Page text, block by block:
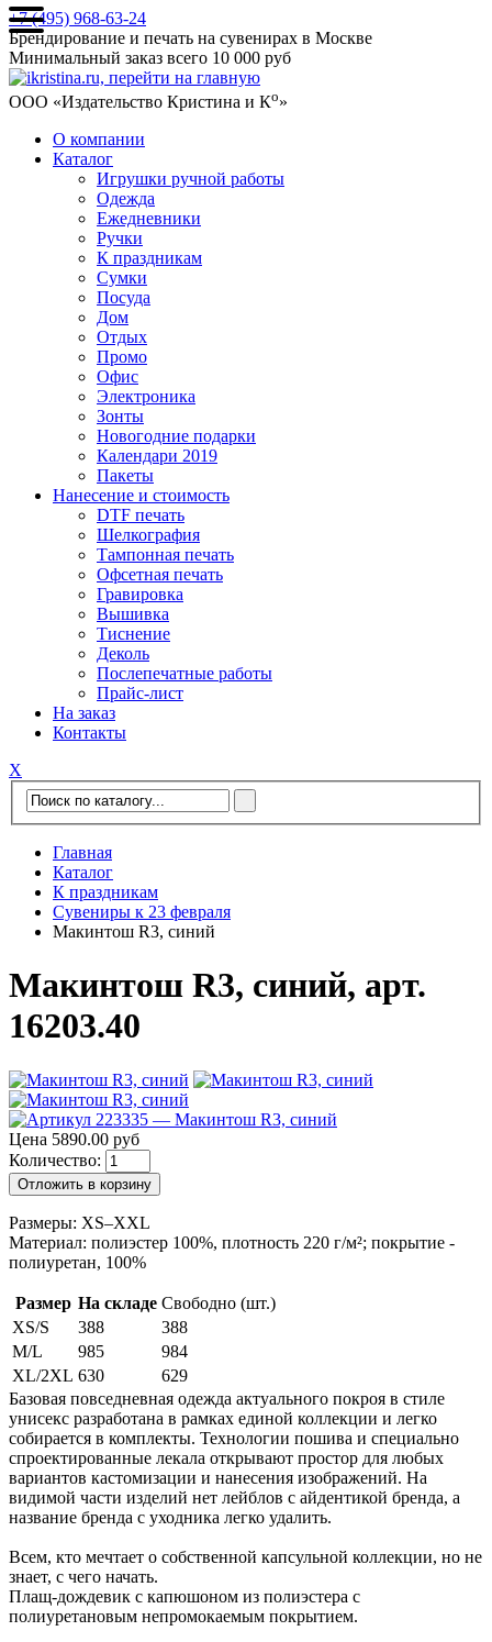
+7 (495) 968-63-24
Брендирование и печать на сувенирах в Москве
Минимальный заказ всего 10 000 руб
ООО «Издательство Кристина и Ко»
О компании
Каталог
Игрушки ручной работы
Одежда
Ежедневники
Ручки
К праздникам
Сумки
Посуда
Дом
Отдых
Промо
Офис
Электроника
Зонты
Новогодние подарки
Календари 2019
Пакеты
Нанесение и стоимость
DTF печать
Шелкография
Тампонная печать
Офсетная печать
Гравировка
Вышивка
Тиснение
Деколь
Послепечатные работы
Прайс-лист
На заказ
Контакты
Х
Главная
Каталог
К праздникам
Сувениры к 23 февраля
Макинтош R3, синий
Макинтош R3, синий, арт.
16203.40
Цена 5890.00 руб
Количество:
Отложить в корзину
Размеры: XS–XXL
Материал: полиэстер 100%, плотность 220 г/м²; покрытие -
полиуретан, 100%
Размер На складе Свободно (шт.)
XS/S
388
388
M/L
985
984
XL/2XL 630
629
Базовая повседневная одежда актуального покроя в стиле
унисекс разработана в рамках единой коллекции и легко
собирается в комплекты. Технологии пошива и специально
спроектированные лекала открывают простор для любых
вариантов кастомизации и нанесения изображений. На
видимой части изделий нет лейблов с айдентикой бренда, а
название бренда с уходника легко удалить.
Всем, кто мечтает о собственной капсульной коллекции, но не
знает, с чего начать.
Плащ-дождевик с капюшоном из полиэстера с
полиуретановым непромокаемым покрытием.